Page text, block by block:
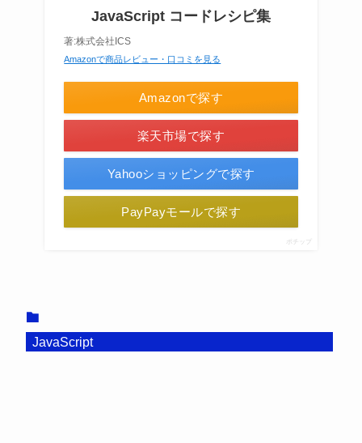
JavaScript コードレシピ集
著:株式会社ICS
Amazonで商品レビュー・口コミを見る
Amazonで探す
楽天市場で探す
Yahooショッピングで探す
PayPayモールで探す
ポチップ
JavaScript